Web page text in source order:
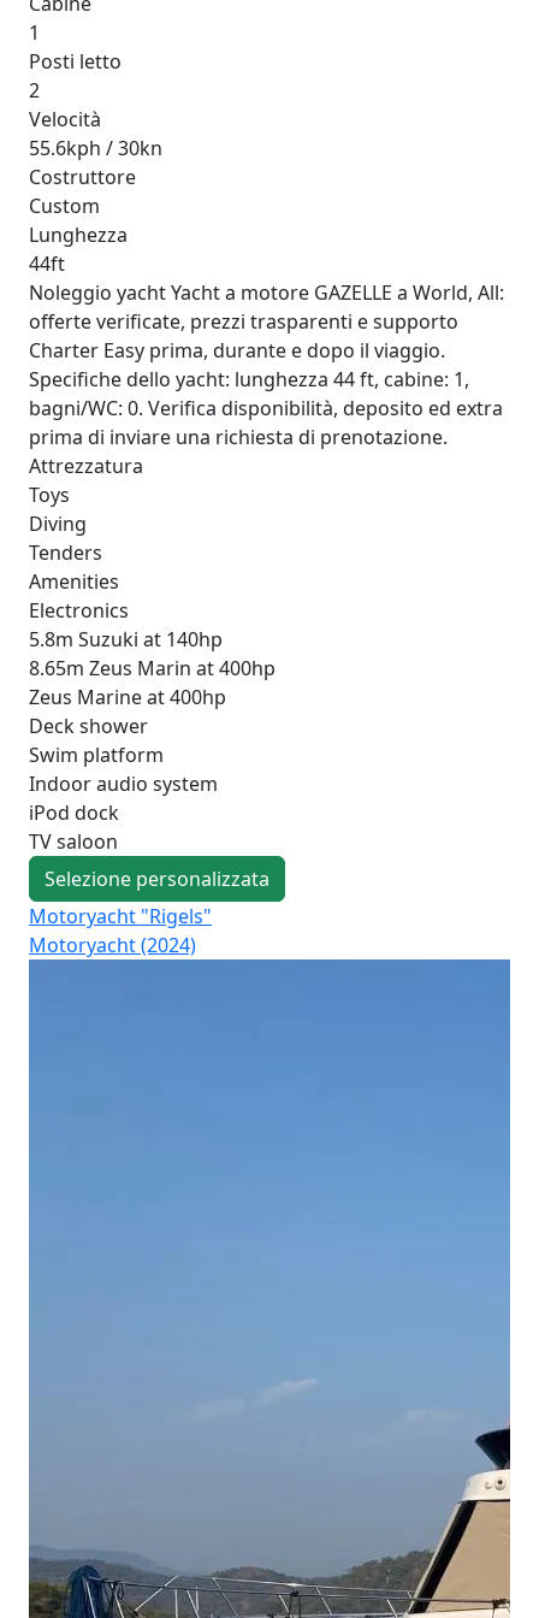
1
Posti letto
2
Velocità
55.6kph / 30kn
Costruttore
Custom
Lunghezza
44ft
Noleggio yacht Yacht a motore GAZELLE a World, All:
offerte verificate, prezzi trasparenti e supporto
Charter Easy prima, durante e dopo il viaggio.
Specifiche dello yacht: lunghezza 44 ft, cabine: 1,
bagni/WC: 0. Verifica disponibilità, deposito ed extra
prima di inviare una richiesta di prenotazione.
Attrezzatura
Toys
Diving
Tenders
Amenities
Electronics
5.8m Suzuki at 140hp
8.65m Zeus Marin at 400hp
Zeus Marine at 400hp
Deck shower
Swim platform
Indoor audio system
iPod dock
TV saloon
Selezione personalizzata
Motoryacht "Rigels"
Motoryacht (2024)